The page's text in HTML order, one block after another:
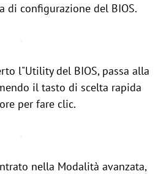
di configurazione del BIOS.
l"Utility del BIOS, passa alla
il tasto di scelta rapida
per fare clic.
nella Modalità avanzata,